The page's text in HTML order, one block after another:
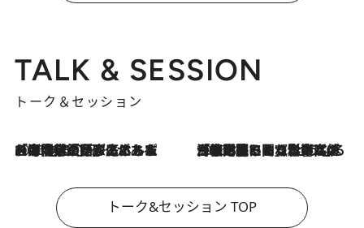
TALK & SESSION
トーク＆セッション
2026.8.3
「今後値上げがあるとすれば…」「リスクがあるのは今年の冬」エネルギー専門家が語る、ホルムズ海峡封鎖が家庭にもたらす“ある心配” 2026.8.3
「住宅建てられない…」「サーチャージ料の高値が続いている」ホルムズ海峡封鎖による影響はいつまで続く？《エネルギー専門家に聞く“どうなる日本の暮らし”》
トーク&セッション TOP